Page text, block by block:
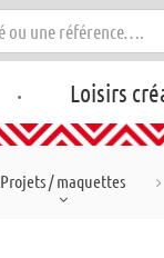
. Loisirs
Projets / maquettes